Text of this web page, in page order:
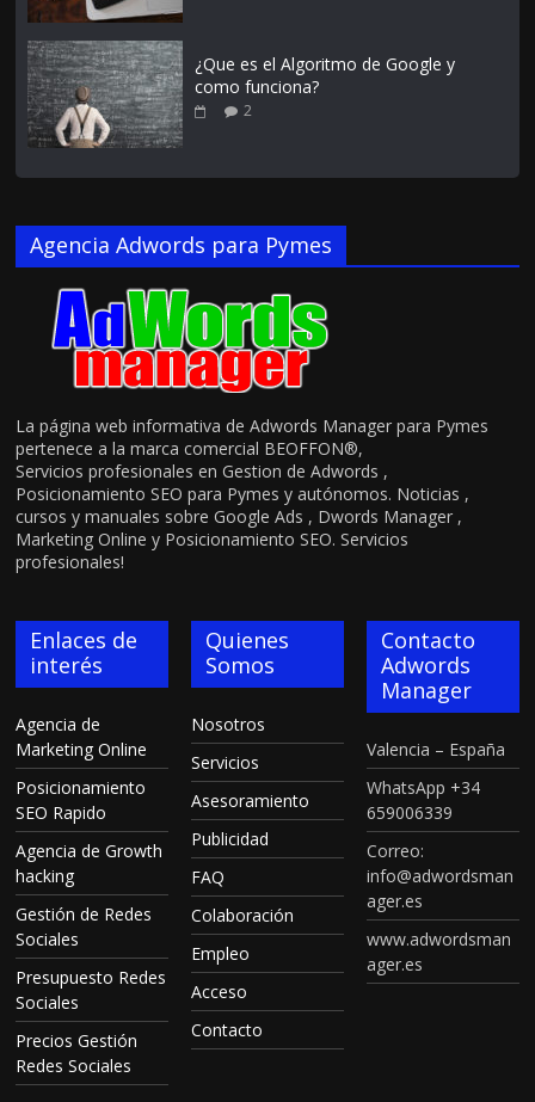
¿Que es el Algoritmo de Google y
como funciona?
2
Agencia Adwords para Pymes
La página web informativa de Adwords Manager para Pymes
pertenece a la marca comercial BEOFFON®,
Servicios profesionales en Gestion de Adwords ,
Posicionamiento SEO para Pymes y autónomos. Noticias ,
cursos y manuales sobre Google Ads , Dwords Manager ,
Marketing Online y Posicionamiento SEO. Servicios
profesionales!
Enlaces de
interés
Agencia de
Marketing Online
Posicionamiento
SEO Rapido
Agencia de Growth
hacking
Gestión de Redes
Sociales
Presupuesto Redes
Sociales
Precios Gestión
Redes Sociales
Quienes
Somos
Nosotros
Servicios
Asesoramiento
Publicidad
FAQ
Colaboración
Empleo
Acceso
Contacto
Contacto
Adwords
Manager
Valencia – España
WhatsApp +34
659006339
Correo:
info@adwordsman
ager.es
www.adwordsman
ager.es